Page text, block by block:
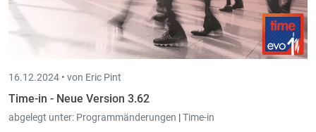
16.12.2024 • von Eric Pint
Time-in - Neue Version 3.62
abgelegt unter: Programmänderungen |Time-in